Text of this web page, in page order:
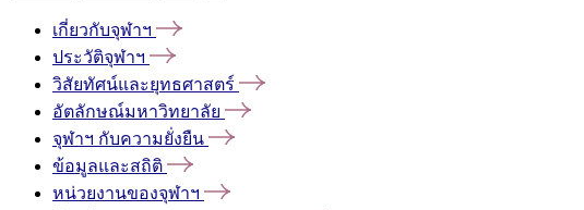
เกี่ยวกับจุฬาฯ
ประวัติจุฬาฯ
วิสัยทัศน์และยุทธศาสตร์
อัตลักษณ์มหาวิทยาลัย
จุฬาฯ กับความยั่งยืน
ข้อมูลและสถิติ
หน่วยงานของจุฬาฯ